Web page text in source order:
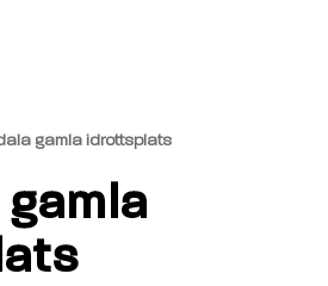
gamla idrottsplats